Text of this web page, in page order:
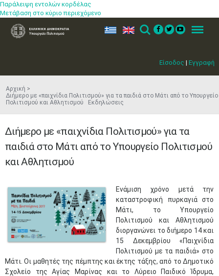
Παράλειψη εντολών κορδέλας
Μετάβαση στο κύριο περιεχόμενο
Είσοδος | Εγγραφή
ελ en Search Menu
Αρχική
Διήμερο με «παιχνίδια Πολιτισμού» για τα παιδιά στο Μάτι από το Υπουργείο
Πολιτισμού και Αθλητισμού Εκδηλώσεις
Διήμερο με «παιχνίδια Πολιτισμού» για τα
παιδιά στο Μάτι από το Υπουργείο Πολιτισμού
και Αθλητισμού
​Ενάμιση χρόνο μετά την
καταστροφική πυρκαγιά στο
Μάτι, το Υπουργείο
Πολιτισμού και Αθλητισμού
διοργανώνει το διήμερο 14 και
15 Δεκεμβρίου «Παιχνίδια
Πολιτισμού με τα παιδιά» στο
Μάτι. Οι μαθητές της πέμπτης και έκτης τάξης, από το Δημοτικό
Σχολείο της Αγίας Μαρίνας και το Λύρειο Παιδικό Ίδρυμα,